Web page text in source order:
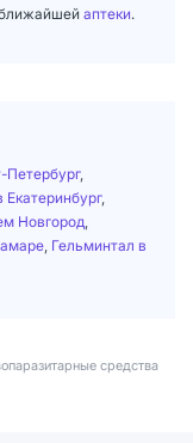
аптеки.
Петербург,
Екатеринбург,
Новгород
Гельминтал в
средства